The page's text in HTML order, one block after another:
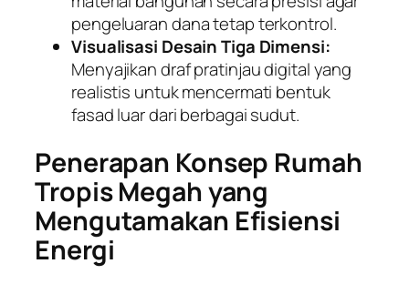
pengeluaran dana tetap terkontrol.
Visualisasi Desain Tiga Dimensi:
Menyajikan draf pratinjau digital yang
realistis untuk mencermati bentuk
fasad luar dari berbagai sudut.
Penerapan Konsep Rumah
Tropis Megah yang
Mengutamakan Efisiensi
Energi